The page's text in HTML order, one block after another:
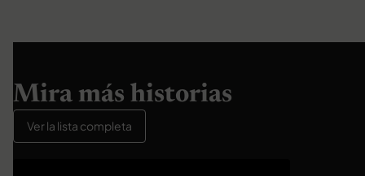
Mira más historias
Ver la lista completa